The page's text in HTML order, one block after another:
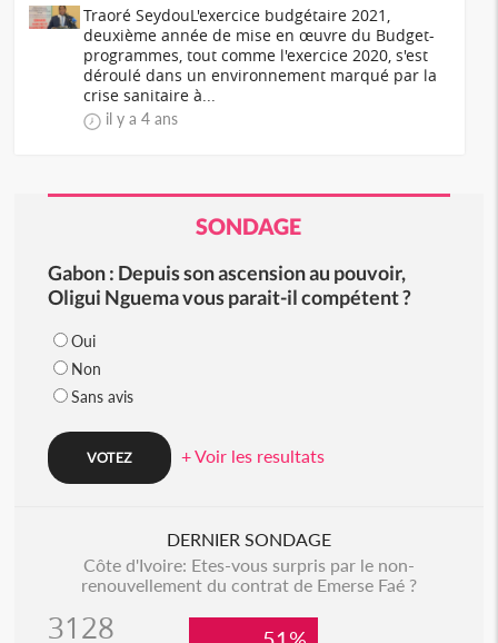
Traoré SeydouL'exercice budgétaire 2021,
deuxième année de mise en œuvre du Budget-
programmes, tout comme l'exercice 2020, s'est
déroulé dans un environnement marqué par la
crise sanitaire à...
il y a 4 ans
SONDAGE
Gabon : Depuis son ascension au pouvoir,
Oligui Nguema vous parait-il compétent ?
Oui
Non
Sans avis
+ Voir les resultats
DERNIER SONDAGE
Côte d'Ivoire: Etes-vous surpris par le non-
renouvellement du contrat de Emerse Faé ?
3128